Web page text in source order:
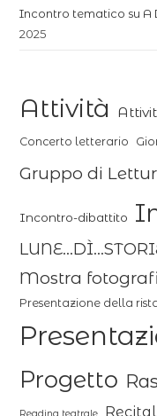
Incontro tematico su A
2025
Attività
Concerto letterario
Gruppo di
Incontro-dibattito
Mostra
Presentazione della
Progetto
Recital